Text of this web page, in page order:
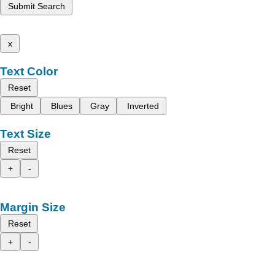
Submit Search
x
Text Color
Reset
Bright
Blues Gray Inverted
Text Size
Reset
+
-
Margin Size
Reset
+
-